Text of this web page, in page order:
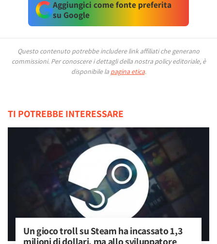
Aggiungici come fonte preferita
su Google
Questo contenuto potrebbe includere link affiliati che generano
commissioni. Per conoscere i dettagli della nostra policy editoriale, è
disponibile la pagina etica.
TI POTREBBE INTERESSARE
Un gioco troll su Steam ha incassato 1,3